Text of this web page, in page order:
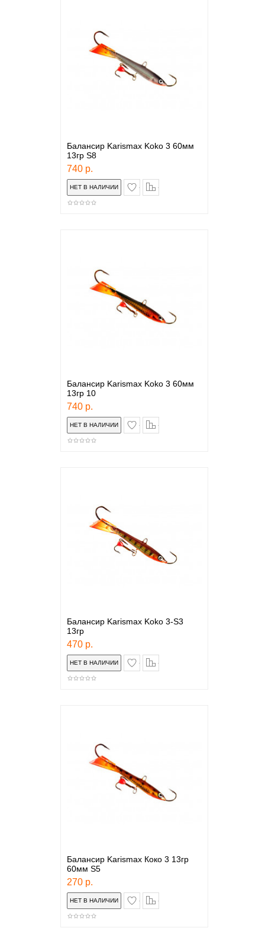
Балансир Karismax Koko 3 60мм
13гр S8
740 р.
в закладки
Балансир Karismax Koko 3 60мм
13гр 10
740 р.
в закладки
Балансир Karismax Koko 3-S3
13гр
470 р.
в закладки
Балансир Karismax Коко 3 13гр
60мм S5
270 р.
в закладки